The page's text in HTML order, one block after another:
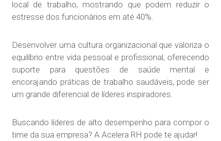
local de trabalho, mostrando que podem reduzir o
estresse dos funcionários em até 40%.
Desenvolver uma cultura organizacional que valoriza o
equilíbrio entre vida pessoal e profissional, oferecendo
suporte para questões de saúde mental e
encorajando práticas de trabalho saudáveis, pode ser
um grande diferencial de líderes inspiradores.
Buscando líderes de alto desempenho para compor o
time da sua empresa? A Acelera RH pode te ajudar!